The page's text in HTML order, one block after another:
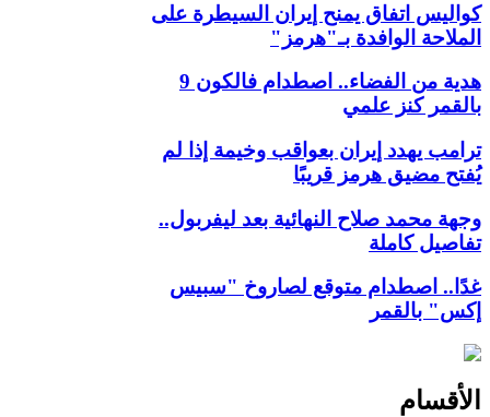
كواليس اتفاق يمنح إيران السيطرة على
الملاحة الوافدة بـ"هرمز"
هدية من الفضاء.. اصطدام فالكون 9
بالقمر كنز علمي
ترامب يهدد إيران بعواقب وخيمة إذا لم
يُفتح مضيق هرمز قريبًا
وجهة محمد صلاح النهائية بعد ليفربول..
تفاصيل كاملة
غدًا.. اصطدام متوقع لصاروخ "سبيس
إكس" بالقمر
الأقسام